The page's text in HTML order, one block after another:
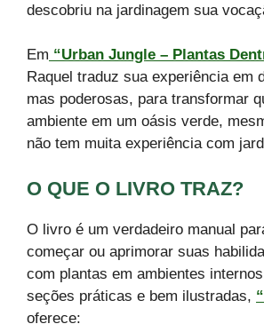
descobriu na jardinagem sua
Em “Urban Jungle – Plantas
Raquel traduz sua experiência em
mas poderosas, para transformar
ambiente em um oásis verde,
não tem muita experiência com
O QUE O LIVRO TRAZ?
O livro é um verdadeiro manual
começar ou aprimorar suas
com plantas em ambientes
seções práticas e bem ilustradas,
oferece: